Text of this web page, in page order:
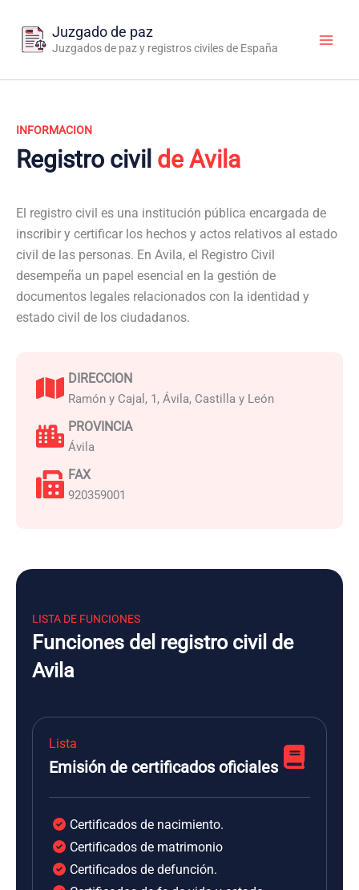
contenido
Juzgado de paz
Juzgados de paz y registros civiles de España
INFORMACION
Registro civil de Avila
El registro civil es una institución pública encargada de
inscribir y certificar los hechos y actos relativos al estado
civil de las personas. En Avila, el Registro Civil
desempeña un papel esencial en la gestión de
documentos legales relacionados con la identidad y
estado civil de los ciudadanos.
DIRECCION
Ramón y Cajal, 1, Ávila, Castilla y León
PROVINCIA
Ávila
FAX
920359001
LISTA DE FUNCIONES
Funciones del registro civil de
Avila
Lista
Emisión de certificados oficiales
Certificados de nacimiento.
Certificados de matrimonio
Certificados de defunción.